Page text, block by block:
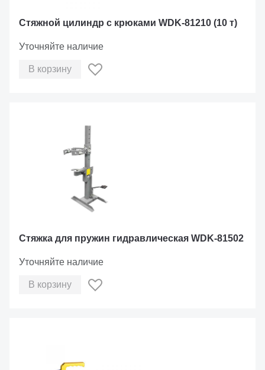
Стяжной цилиндр с крюками WDK-81210 (10 т)
Уточняйте наличие
В корзину
Стяжка для пружин гидравлическая WDK-81502
Уточняйте наличие
В корзину